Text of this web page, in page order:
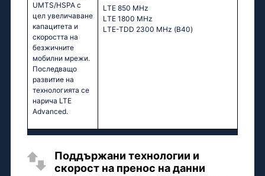
UMTS/HSPA с
цел увеличаване
капацитета и
скоростта на
безжичните
мобилни мрежи.
Последващо
развитие на
технологията се
нарича LTE
Advanced.
LТЕ 850 МНz
LТЕ 1800 МНz
LТЕ-ТDD 2300 МНz (В40)
Поддържани технологии и
скорост на пренос на данни